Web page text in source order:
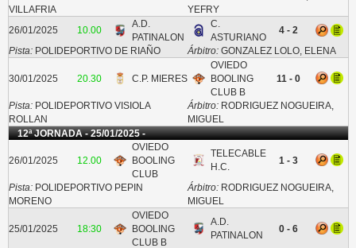
VILLAFRIA
YEFRY
26/01/2025
10.00
A.D.
PATINALON
C.
ASTURIANO
4 - 2
Pista:POLIDEPORTIVO DE RIAÑO Árbitro:GONZALEZ LOLO, ELENA
30/01/2025 20.30 C.P. MIERES
OVIEDO
BOOLING
CLUB B
11 - 0
Pista:POLIDEPORTIVO VISIOLA
ROLLAN
Árbitro:RODRIGUEZ NOGUEIRA,
MIGUEL
12ª JORNADA - 25/01/2025 -
26/01/2025 12.00
OVIEDO
BOOLING
CLUB
TELECABLE
H.C.
1 - 3
Pista:POLIDEPORTIVO PEPIN
MORENO
Árbitro:RODRIGUEZ NOGUEIRA,
MIGUEL
25/01/2025 18:30
OVIEDO
BOOLING
CLUB B
A.D.
PATINALON
0 - 6